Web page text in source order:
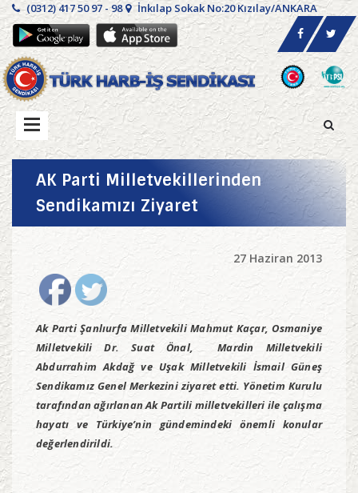
(0312) 417 50 97 - 98 İnkılap Sokak No:20 Kızılay/ANKARA
AK Parti Milletvekillerinden
Sendikamızı Ziyaret
27 Haziran 2013
Ak Parti Şanlıurfa Milletvekili Mahmut Kaçar, Osmaniye
Milletvekili Dr. Suat Önal, Mardin Milletvekili
Abdurrahim Akdağ ve Uşak Milletvekili İsmail Güneş
Sendikamız Genel Merkezini ziyaret etti. Yönetim Kurulu
tarafından ağırlanan Ak Partili milletvekilleri ile çalışma
hayatı ve Türkiye’nin gündemindeki önemli konular
değerlendirildi.